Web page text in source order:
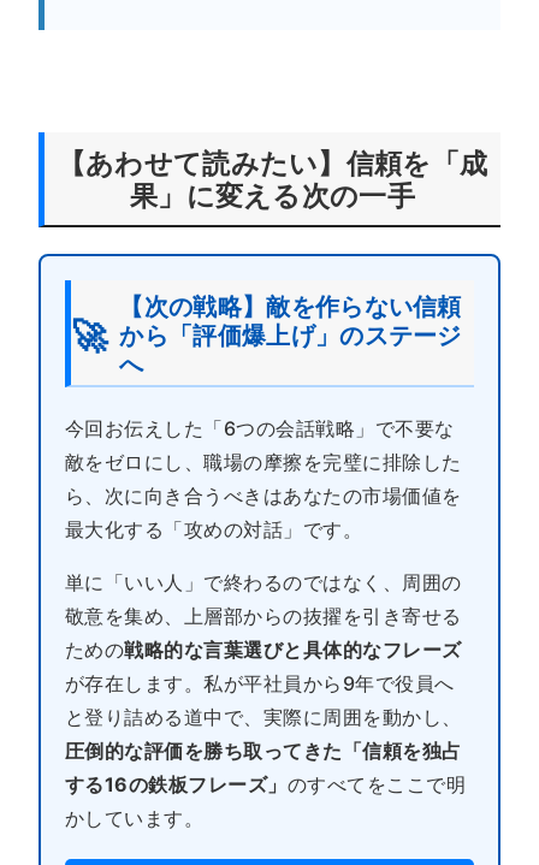
【あわせて読みたい】信頼を「成
果」に変える次の一手
🚀
【次の戦略】敵を作らない信頼
から「評価爆上げ」のステージ
へ
今回お伝えした「6つの会話戦略」で不要な
敵をゼロにし、職場の摩擦を完璧に排除した
ら、次に向き合うべきはあなたの市場価値を
最大化する「攻めの対話」です。
単に「いい人」で終わるのではなく、周囲の
敬意を集め、上層部からの抜擢を引き寄せる
ための戦略的な言葉選びと具体的なフレーズ
が存在します。私が平社員から9年で役員へ
と登り詰める道中で、実際に周囲を動かし、
圧倒的な評価を勝ち取ってきた「信頼を独占
する16の鉄板フレーズ」 のすべてをここで明
かしています。